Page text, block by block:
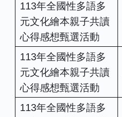
113年全國性多語多
元文化繪本親子共讀
心得感想甄選活動
113年全國性多語多
元文化繪本親子共讀
心得感想甄選活動
113年全國性多語多